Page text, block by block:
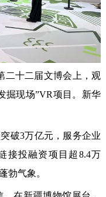
十二届文博会上，观
现场”VR项目。新华
破3万亿元，服务企业
接投融资项目超8.4万
勃气象。